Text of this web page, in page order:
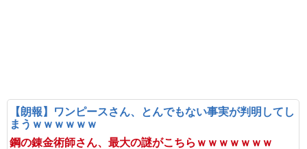
【朗報】ワンピースさん、とんでもない事実が判明してし
まうｗｗｗｗｗｗ
鋼の錬金術師さん、最大の謎がこちらｗｗｗｗｗｗｗ